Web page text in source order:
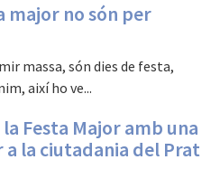
major no són per
massa, són dies de festa,
així ho ve...
Festa Major amb una
la ciutadania del Prat